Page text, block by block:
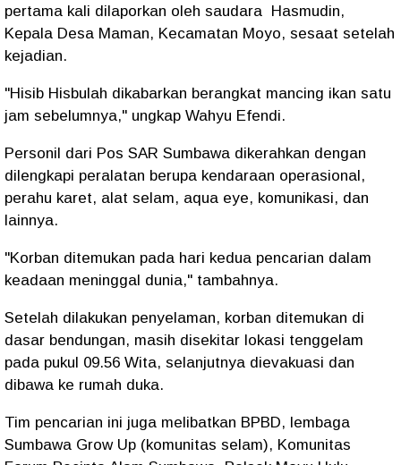
pertama kali dilaporkan oleh saudara Hasmudin,
Kepala Desa Maman, Kecamatan Moyo, sesaat setelah
kejadian.
"Hisib Hisbulah dikabarkan berangkat mancing ikan satu
jam sebelumnya," ungkap Wahyu Efendi.
Personil dari Pos SAR Sumbawa dikerahkan dengan
dilengkapi peralatan berupa kendaraan operasional,
perahu karet, alat selam, aqua eye, komunikasi, dan
lainnya.
"Korban ditemukan pada hari kedua pencarian dalam
keadaan meninggal dunia," tambahnya.
Setelah dilakukan penyelaman, korban ditemukan di
dasar bendungan, masih disekitar lokasi tenggelam
pada pukul 09.56 Wita, selanjutnya dievakuasi dan
dibawa ke rumah duka.
Tim pencarian ini juga melibatkan BPBD, lembaga
Sumbawa Grow Up (komunitas selam), Komunitas